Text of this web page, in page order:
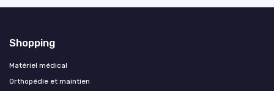
Shopping
Matériel médical
Orthopédie et maintien